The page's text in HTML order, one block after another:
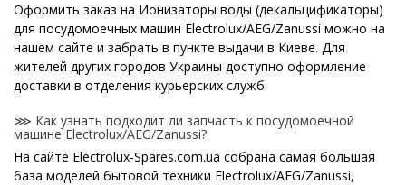
Оформить заказ на Ионизаторы воды (декальцификаторы)
для посудомоечных машин Electrolux/AEG/Zanussi можно на
нашем сайте и забрать в пункте выдачи в Киеве. Для
жителей других городов Украины доступно оформление
доставки в отделения курьерских служб.
⋙ Как узнать подходит ли запчасть к посудомоечной
машине Electrolux/AEG/Zanussi?
На сайте Electrolux-Spares.com.ua собрана самая большая
база моделей бытовой техники Electrolux/AEG/Zanussi,